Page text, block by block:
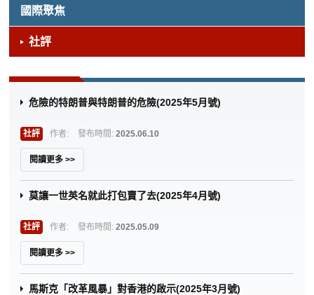
國際聚焦
社評
危險的特朗普與特朗普的危險(2025年5月號)
社評 作者: 發布時間: 2025.06.10
閱讀更多 >>
莫讓一世英名就此打包賣了去(2025年4月號)
社評 作者: 發布時間: 2025.05.09
閱讀更多 >>
馬斯克「改革風暴」對香港的啟示(2025年3月號)